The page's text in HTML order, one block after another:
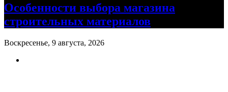
Особенности выбора магазина
строительных материалов
Воскресенье, 9 августа, 2026